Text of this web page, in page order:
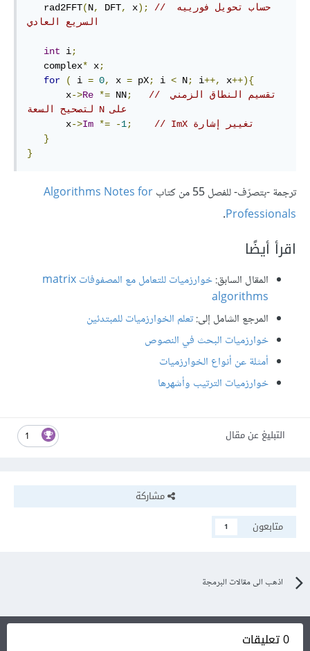
   rad2FFT
(N, DFT, x);
// حساب تحويل فورييه
السريع العادي
int i;
   complex
* x;
for
( i = 0, x = pX; i < N; i++, x++){
       x
->Re *= NN;
// ‫تقسيم النطاق الزمني
على N لتصحيح السعة
       x
->Im *= -1;
// ImX تغيير إشارة
}
}
ترجمة -بتصرّف- للفصل 55 من كتاب
Algorithms Notes for
Professionals
.
اقرأ أيضًا
المقال السابق:
خوارزميات للتعامل مع المصفوفات matrix
algorithms
المرجع الشامل إلى:تعلم الخوارزميات للمبتدئين
خوارزميات البحث في النصوص
أمثلة عن أنواع الخوارزميات
خوارزميات الترتيب وأشهرها
1 التبليغ عن مقال
مشاركة
متابعون
1
اذهب الى مقالات البرمجة
0 تعليقات